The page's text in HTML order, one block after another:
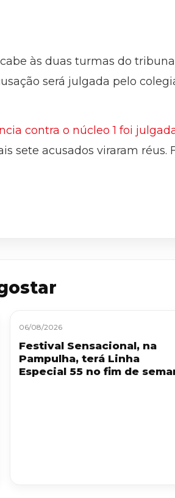
às duas turmas do
será julgada pelo
contra o núcleo 1 foi
sete acusados viraram
06/08/2026
Festival Sensacional, na
Pampulha, terá Linha
Especial 55 no fim de